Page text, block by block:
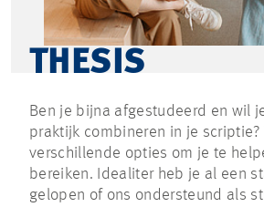
THESIS
Ben je bijna afgestudeerd en wil
praktijk combineren in je scriptie?
verschillende opties om je te
bereiken. Idealiter heb je al een
gelopen of ons ondersteund als